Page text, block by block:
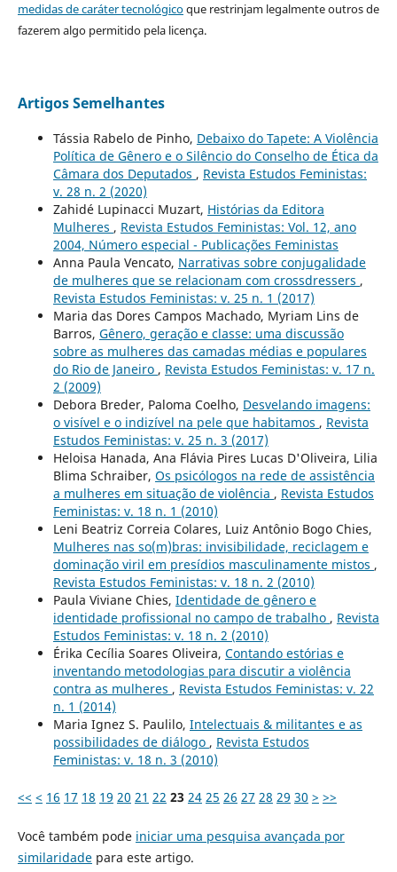
medidas de caráter tecnológicoque restrinjam legalmente outros de
fazerem algo permitido pela licença.
Artigos Semelhantes
Tássia Rabelo de Pinho, Debaixo do Tapete: A Violência
Política de Gênero e o Silêncio do Conselho de Ética da
Câmara dos Deputados , Revista Estudos Feministas:
v. 28 n. 2 (2020)
Zahidé Lupinacci Muzart, Histórias da Editora
Mulheres , Revista Estudos Feministas: Vol. 12, ano
2004, Número especial - Publicações Feministas
Anna Paula Vencato, Narrativas sobre conjugalidade
de mulheres que se relacionam com crossdressers ,
Revista Estudos Feministas: v. 25 n. 1 (2017)
Maria das Dores Campos Machado, Myriam Lins de
Barros, Gênero, geração e classe: uma discussão
sobre as mulheres das camadas médias e populares
do Rio de Janeiro , Revista Estudos Feministas: v. 17 n.
2 (2009)
Debora Breder, Paloma Coelho, Desvelando imagens:
o visível e o indizível na pele que habitamos , Revista
Estudos Feministas: v. 25 n. 3 (2017)
Heloisa Hanada, Ana Flávia Pires Lucas D'Oliveira, Lilia
Blima Schraiber, Os psicólogos na rede de assistência
a mulheres em situação de violência , Revista Estudos
Feministas: v. 18 n. 1 (2010)
Leni Beatriz Correia Colares, Luiz Antônio Bogo Chies,
Mulheres nas so(m)bras: invisibilidade, reciclagem e
dominação viril em presídios masculinamente mistos ,
Revista Estudos Feministas: v. 18 n. 2 (2010)
Paula Viviane Chies, Identidade de gênero e
identidade profissional no campo de trabalho , Revista
Estudos Feministas: v. 18 n. 2 (2010)
Érika Cecília Soares Oliveira, Contando estórias e
inventando metodologias para discutir a violência
contra as mulheres , Revista Estudos Feministas: v. 22
n. 1 (2014)
Maria Ignez S. Paulilo, Intelectuais & militantes e as
possibilidades de diálogo , Revista Estudos
Feministas: v. 18 n. 3 (2010)
<< < 16 17 18 19 20 21 22 23 24 25 26 27 28 29 30 > >>
Você também pode iniciar uma pesquisa avançada por
similaridadepara este artigo.